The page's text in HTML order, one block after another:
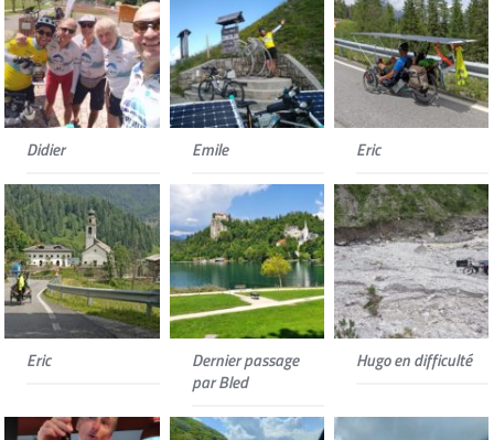
Didier Emile Eric
Eric
Dernier passage
par Bled
Hugo en difficulté